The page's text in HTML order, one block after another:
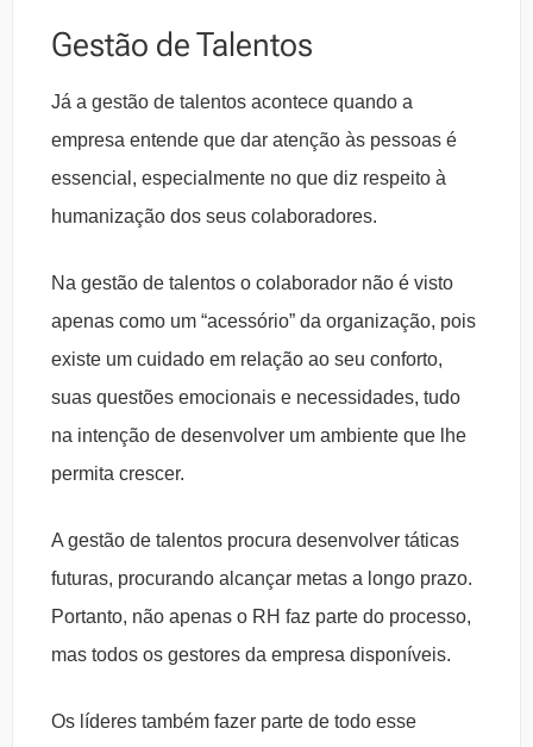
Gestão de Talentos
Já a gestão de talentos acontece quando a
empresa entende que dar atenção às pessoas é
essencial, especialmente no que diz respeito à
humanização dos seus colaboradores.
Na gestão de talentos o colaborador não é visto
apenas como um “acessório” da organização, pois
existe um cuidado em relação ao seu conforto,
suas questões emocionais e necessidades, tudo
na intenção de desenvolver um ambiente que lhe
permita crescer.
A gestão de talentos procura desenvolver táticas
futuras, procurando alcançar metas a longo prazo.
Portanto, não apenas o RH faz parte do processo,
mas todos os gestores da empresa disponíveis.
Os líderes também fazer parte de todo esse